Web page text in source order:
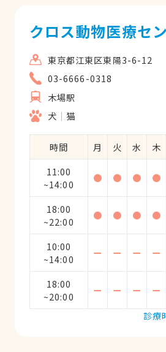
クロス動物医療セ
東京都江東区東陽3-6-12
03-6666-0318
木場駅
犬
猫
時間 月 火 水 木
11:00
~14:00
● ● ● ●
18:00
~22:00
● ● ● ●
10:00
~14:00
ー ー ー ー
18:00
~20:00
ー ー ー ー
診療